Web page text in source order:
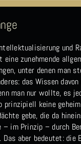
und
zunehmende
unter denen man
das Wissen davon
man nur wollte, es
prinzipiell keine
gebe, die da
– im Prinzip – durch
Das aber bedeutet: die